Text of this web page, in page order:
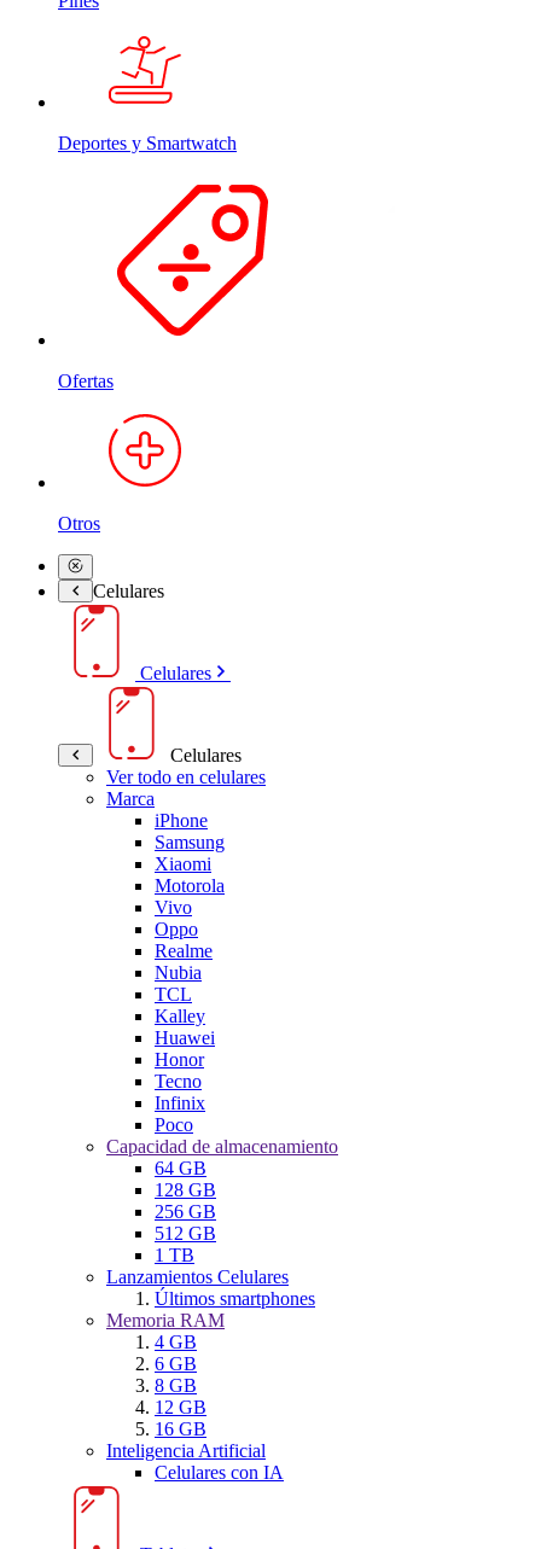
Deportes y Smartwatch
Ofertas
Otros
Celulares
Celulares
Celulares
Ver todo en celulares
Marca
iPhone
Samsung
Xiaomi
Motorola
Vivo
Oppo
Realme
Nubia
TCL
Kalley
Huawei
Honor
Tecno
Infinix
Poco
Capacidad de almacenamiento
64 GB
128 GB
256 GB
512 GB
1 TB
Lanzamientos Celulares
Últimos smartphones
Memoria RAM
4 GB
6 GB
8 GB
12 GB
16 GB
Inteligencia Artificial
Celulares con IA